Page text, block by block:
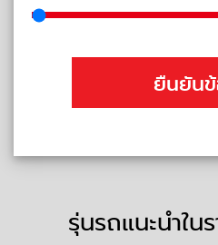
ยืนยัน
รุ่นรถแนะนำใน